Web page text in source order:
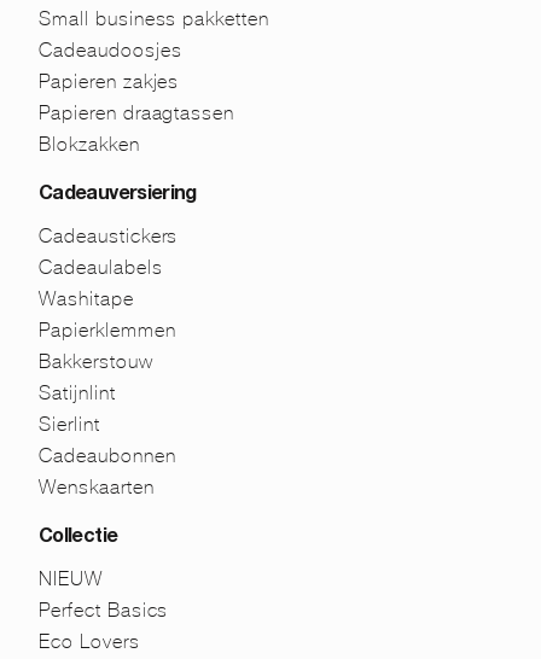
Small business pakketten
Cadeaudoosjes
Papieren zakjes
Papieren draagtassen
Blokzakken
Cadeauversiering
Cadeaustickers
Cadeaulabels
Washitape
Papierklemmen
Bakkerstouw
Satijnlint
Sierlint
Cadeaubonnen
Wenskaarten
Collectie
NIEUW
Perfect Basics
Eco Lovers